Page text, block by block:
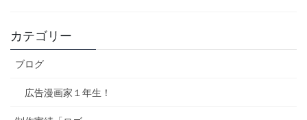
カテゴリー
ブログ
広告漫画家１年生！